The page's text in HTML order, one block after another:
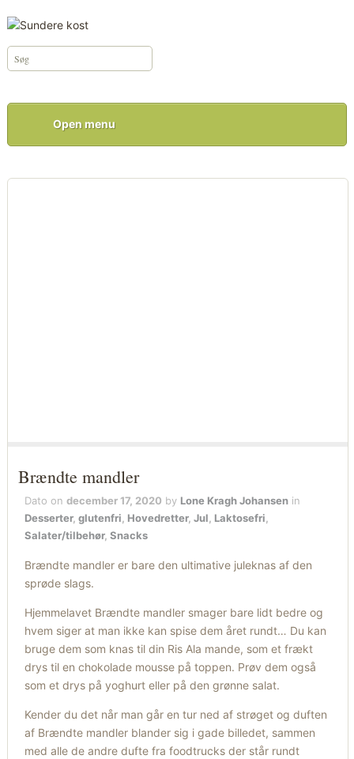
Open menu
Brændte mandler
Dato ondecember 17, 2020 by Lone Kragh Johansen in
Desserter,glutenfri Hovedretter,Jul Laktosefri
Salater/tilbehør,Snacks
Brændte mandler er bare den ultimative juleknas af den
sprøde slags.
Hjemmelavet Brændte mandler smager bare lidt bedre og
hvem siger at man ikke kan spise dem året rundt… Du kan
bruge dem som knas til din Ris Ala mande, som et frækt
drys til en chokolade mousse på toppen. Prøv dem også
som et drys på yoghurt eller på den grønne salat.
Kender du det når man går en tur ned af strøget og duften
af Brændte mandler blander sig i gade billedet, sammen
med alle de andre dufte fra foodtrucks der står rundt